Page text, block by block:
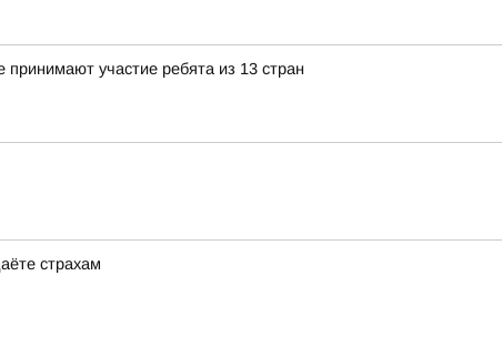
участие ребята из 13 стран
страхам